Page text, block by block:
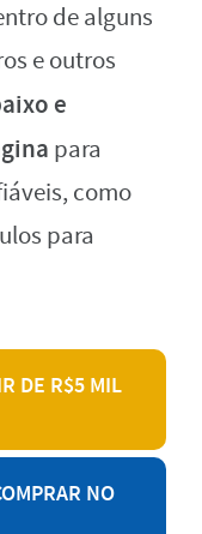
de alguns
e outros
e
para
como
para
DE R$5 MIL
NO